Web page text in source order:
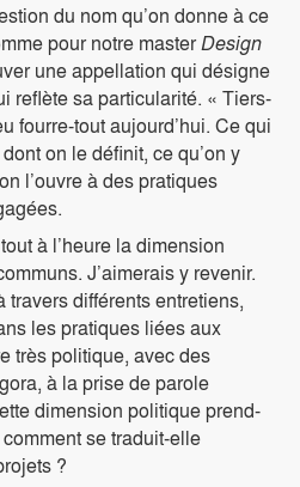
du nom qu’on donne à ce
pour notre masterDesign
une appellation qui désigne
reflète sa particularité. « Tiers-
fourre-tout aujourd’hui. Ce qui
on le définit, ce qu’on y
l’ouvre à des pratiques
à l’heure la dimension
J’aimerais y revenir.
travers différents entretiens,
les pratiques liées aux
très politique, avec des
à la prise de parole
dimension politique prend-
se traduit-elle
?